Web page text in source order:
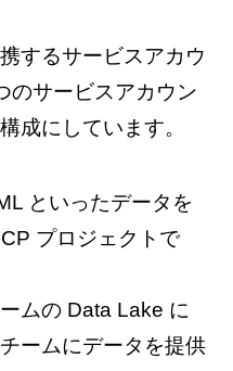
するサービスアカウ
のサービスアカウン
成にしています。
といったデータを
プロジェクトで
ムの Data Lake に
ームにデータを提供